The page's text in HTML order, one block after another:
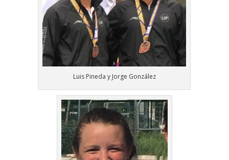
Luis Pineda y Jorge González